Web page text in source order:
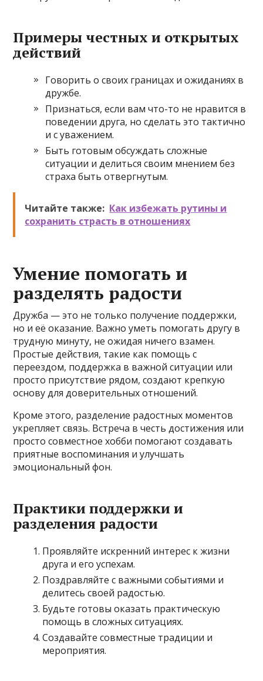
Примеры честных и открытых
действий
Говорить о своих границах и ожиданиях в
дружбе.
Признаться, если вам что-то не нравится в
поведении друга, но сделать это тактично
и с уважением.
Быть готовым обсуждать сложные
ситуации и делиться своим мнением без
страха быть отвергнутым.
Читайте также: Как избежать рутины и
сохранить страсть в отношениях
Умение помогать и
разделять радости
Дружба — это не только получение поддержки,
но и её оказание. Важно уметь помогать другу в
трудную минуту, не ожидая ничего взамен.
Простые действия, такие как помощь с
переездом, поддержка в важной ситуации или
просто присутствие рядом, создают крепкую
основу для доверительных отношений.
Кроме этого, разделение радостных моментов
укрепляет связь. Встреча в честь достижения или
просто совместное хобби помогают создавать
приятные воспоминания и улучшать
эмоциональный фон.
Практики поддержки и
разделения радости
Проявляйте искренний интерес к жизни
друга и его успехам.
Поздравляйте с важными событиями и
делитесь своей радостью.
Будьте готовы оказать практическую
помощь в сложных ситуациях.
Создавайте совместные традиции и
мероприятия.